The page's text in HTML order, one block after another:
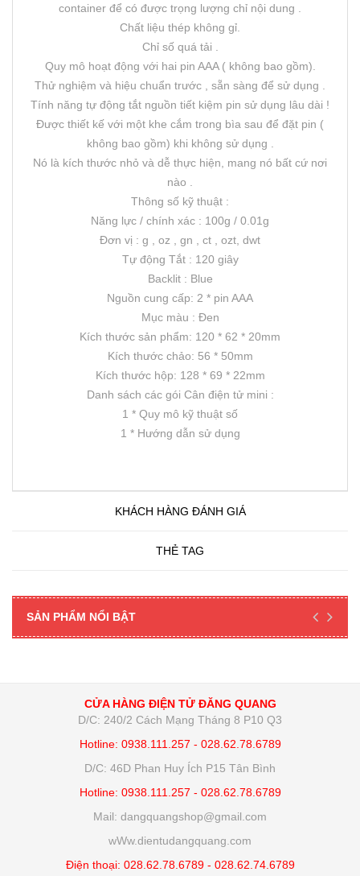
container để có được trọng lượng chỉ nội dung .
Chất liệu thép không gỉ.
Chỉ số quá tải .
Quy mô hoạt động với hai pin AAA ( không bao gồm).
Thử nghiệm và hiệu chuẩn trước , sẵn sàng để sử dụng .
Tính năng tự động tắt nguồn tiết kiệm pin sử dụng lâu dài !
Được thiết kế với một khe cắm trong bìa sau để đặt pin (
không bao gồm) khi không sử dụng .
Nó là kích thước nhỏ và dễ thực hiện, mang nó bất cứ nơi
nào .
Thông số kỹ thuật :
Năng lực / chính xác : 100g / 0.01g
Đơn vị : g , oz , gn , ct , ozt, dwt
Tự động Tắt : 120 giây
Backlit : Blue
Nguồn cung cấp: 2 * pin AAA
Mục màu : Đen
Kích thước sản phẩm: 120 * 62 * 20mm
Kích thước chảo: 56 * 50mm
Kích thước hộp: 128 * 69 * 22mm
Danh sách các gói Cân điện tử mini :
1 * Quy mô kỹ thuật số
1 * Hướng dẫn sử dụng
KHÁCH HÀNG ĐÁNH GIÁ
THẺ TAG
SẢN PHẨM NỔI BẬT
CỬA HÀNG ĐIỆN TỬ ĐĂNG QUANG
D/C: 240/2 Cách Mạng Tháng 8 P10 Q3
Hotline: 0938.111.257 - 028.62.78.6789
D/C: 46D Phan Huy Ích P15 Tân Bình
Hotline: 0938.111.257 - 028.62.78.6789
Mail: dangquangshop@gmail.com
wWw.dientudangquang.com
Điện thoại: 028.62.78.6789 - 028.62.74.6789